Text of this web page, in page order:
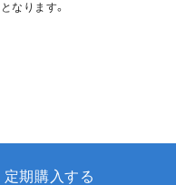
なります。
定期購入する